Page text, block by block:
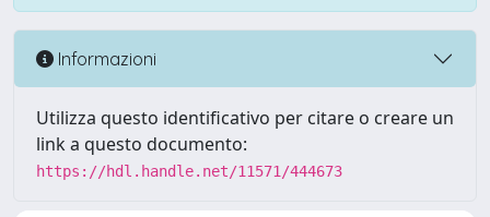
Informazioni
Utilizza questo identificativo per citare o creare un
link a questo documento:
https://hdl.handle.net/11571/444673